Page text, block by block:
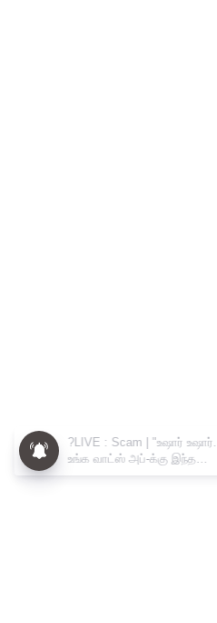
?LIVE : Scam | "உஷார்
உங்க வாட்ஸ் அப்-க்கு இந்த